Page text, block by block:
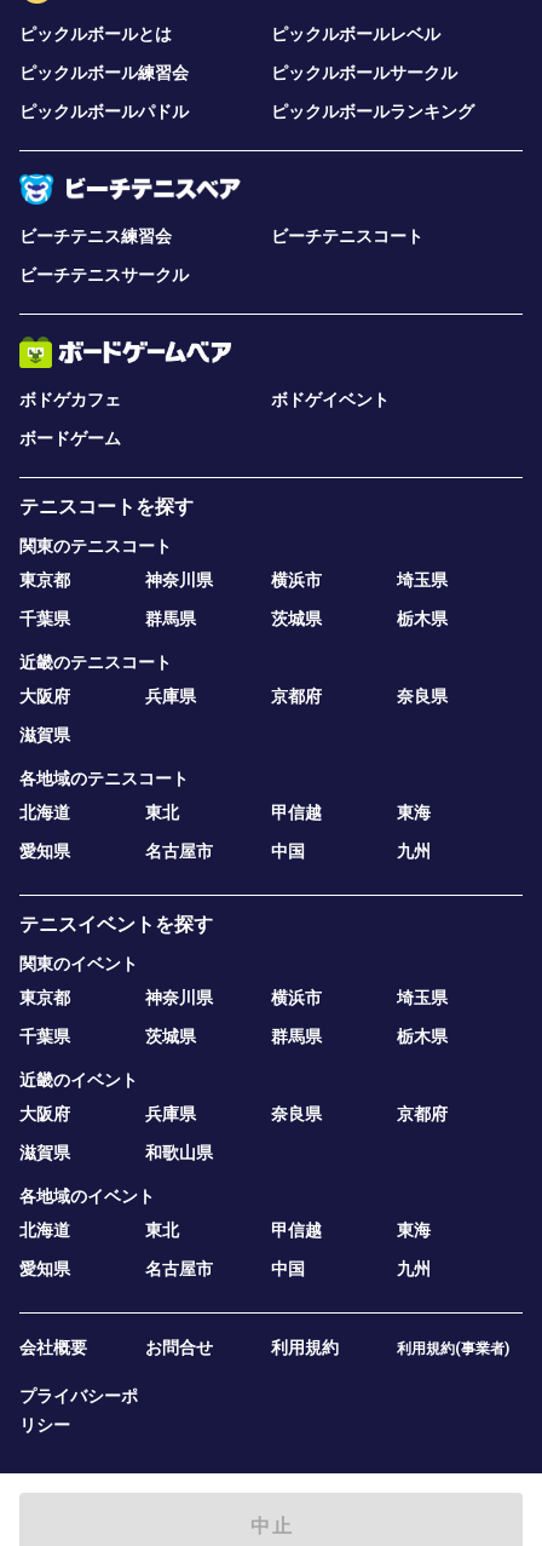
中止
ピックルボールとは
ピックルボールレベル
ピックルボール練習会
ピックルボールサークル
ピックルボールパドル
ピックルボールランキング
ビーチテニス練習会
ビーチテニスコート
ビーチテニスサークル
ボドゲカフェ
ボドゲイベント
ボードゲーム
テニスコートを探す
関東のテニスコート
東京都
神奈川県 横浜市
埼玉県
千葉県
群馬県 茨城県 栃木県
近畿のテニスコート
大阪府
兵庫県 京都府
奈良県
滋賀県
各地域のテニスコート
北海道
東北 甲信越
東海
愛知県
名古屋市 中国 九州
テニスイベントを探す
関東のイベント
東京都
神奈川県 横浜市
埼玉県
千葉県
茨城県 群馬県 栃木県
近畿のイベント
大阪府
兵庫県 奈良県
京都府
滋賀県
和歌山県
各地域のイベント
北海道
東北 甲信越
東海
愛知県
名古屋市 中国 九州
会社概要 お問合せ 利用規約 利用規約(事業者)
プライバシーポ
リシー